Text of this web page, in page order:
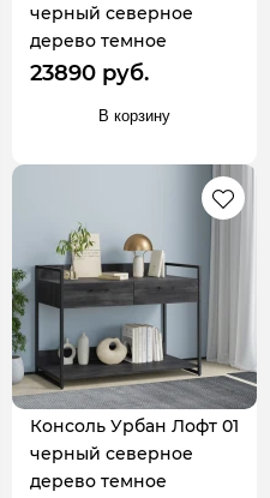
черный северное
дерево темное
23890 руб.
В корзину
Консоль Урбан Лофт 01
черный северное
дерево темное